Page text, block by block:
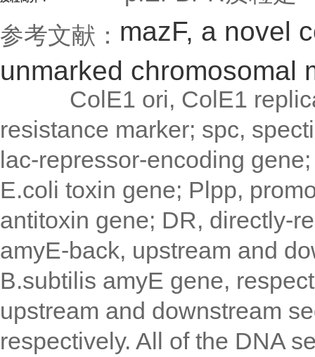
参考文献： mazF, a novel
unmarked chromosomal
ColE1 ori, ColE1
resistance marker; spc,
lac-repressor-encoding
E.coli toxin gene; Plpp,
antitoxin gene; DR, directly-
amyE-back, upstream and
B.subtilis amyE gene,
upstream and downstream
respectively. All of the DNA